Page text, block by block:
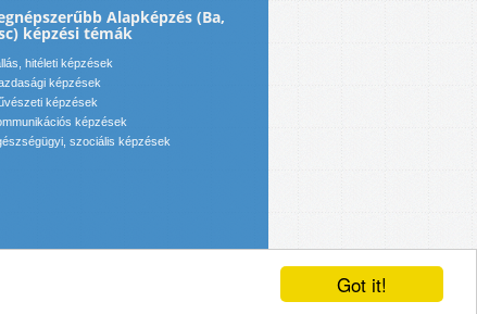
Got it!
Alapképzés (Ba,
képzési témák
hitéleti képzések
képzések
képzések
képzések
szociális képzések